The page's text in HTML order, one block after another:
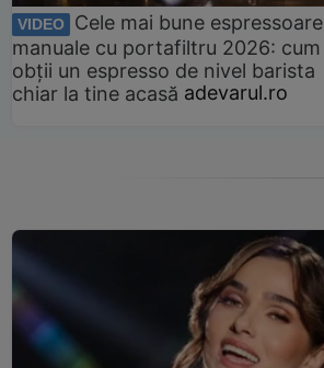
VIDEO
Cele mai bune espressoare
manuale cu portafiltru 2026: cum
obții un espresso de nivel barista
chiar la tine acasă adevarul.ro